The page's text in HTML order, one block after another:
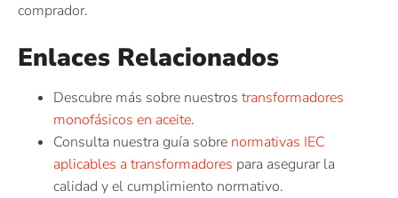
comprador.
Enlaces Relacionados
Descubre más sobre nuestros transformadores
monofásicos en aceite.
Consulta nuestra guía sobre normativas IEC
aplicables a transformadores para asegurar la
calidad y el cumplimiento normativo.